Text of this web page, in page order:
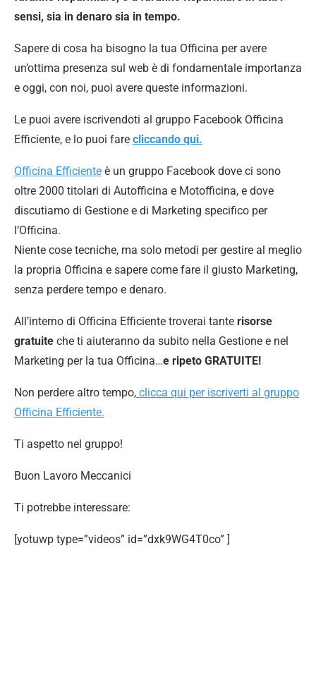
sensi, sia in denaro sia in tempo.
Sapere di cosa ha bisogno la tua Officina per avere
un’ottima presenza sul web è di fondamentale importanza
e oggi, con noi, puoi avere queste informazioni.
Le puoi avere iscrivendoti al gruppo Facebook Officina
Efficiente, e lo puoi fare cliccando qui.
Officina Efficiente è un gruppo Facebook dove ci sono
oltre 2000 titolari di Autofficina e Motofficina, e dove
discutiamo di Gestione e di Marketing specifico per
l’Officina.
Niente cose tecniche, ma solo metodi per gestire al meglio
la propria Officina e sapere come fare il giusto Marketing,
senza perdere tempo e denaro.
All’interno di Officina Efficiente troverai tante risorse
gratuite che ti aiuteranno da subito nella Gestione e nel
Marketing per la tua Officina…e ripeto GRATUITE!
Non perdere altro tempo, clicca qui per iscriverti al gruppo
Officina Efficiente.
Ti aspetto nel gruppo!
Buon Lavoro Meccanici
Ti potrebbe interessare:
[yotuwp type=”videos” id=”dxk9WG4T0co” ]